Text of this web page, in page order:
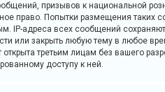
призывов к национальной
право. Попытки размещения
IP-адреса всех сообщений
или закрыть любую тему в любое
третьим лицам без вашего
доступу к ней.